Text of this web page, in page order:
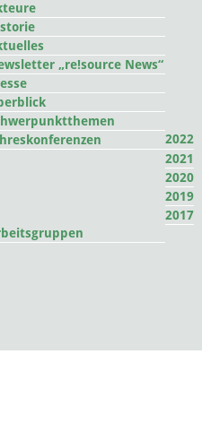
„re!source News“
2022
2021
2020
2019
2017